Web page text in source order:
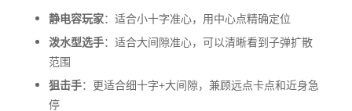
静电容玩家：适合小十字准心，用中心点精确定位
泼水型选手：适合大间隙准心，可以清晰看到子弹扩散
范围
狙击手：更适合细十字+大间隙，兼顾远点卡点和近身急
停